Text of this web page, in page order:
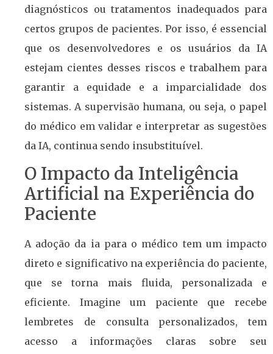
diagnósticos ou tratamentos inadequados para
certos grupos de pacientes. Por isso, é essencial
que os desenvolvedores e os usuários da IA
estejam cientes desses riscos e trabalhem para
garantir a equidade e a imparcialidade dos
sistemas. A supervisão humana, ou seja, o papel
do médico em validar e interpretar as sugestões
da IA, continua sendo insubstituível.
O Impacto da Inteligência
Artificial na Experiência do
Paciente
A adoção da ia para o médico tem um impacto
direto e significativo na experiência do paciente,
que se torna mais fluida, personalizada e
eficiente. Imagine um paciente que recebe
lembretes de consulta personalizados, tem
acesso a informações claras sobre seu